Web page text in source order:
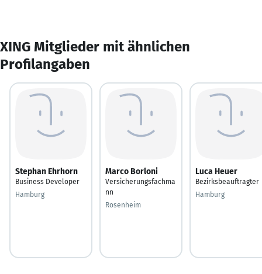
XING Mitglieder mit ähnlichen
Profilangaben
Stephan Ehrhorn
Business Developer
Hamburg
Marco Borloni
Versicherungsfachma
nn
Rosenheim
Luca Heuer
Bezirksbeauftragter
Hamburg